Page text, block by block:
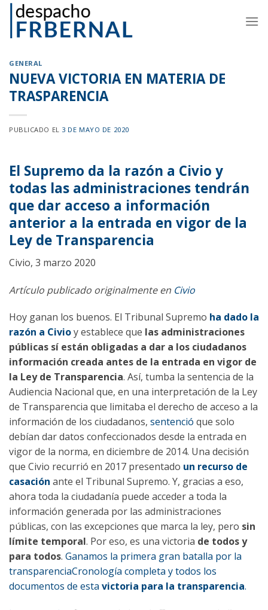
Skip
content
GENERAL
NUEVA VICTORIA EN MATERIA DE
TRASPARENCIA
PUBLICADO EL 3 DE MAYO DE 2020
El Supremo da la razón a Civio y
todas las administraciones tendrán
que dar acceso a información
anterior a la entrada en vigor de la
Ley de Transparencia
Civio, 3 marzo 2020
Artículo publicado originalmente en Civio
Hoy ganan los buenos. El Tribunal Supremo ha dado la
razón a Civioy establece que las administraciones
públicas sí están obligadas a dar a los ciudadanos
información creada antes de la entrada en vigor de
la Ley de Transparencia. Así, tumba la sentencia de la
Audiencia Nacional que, en una interpretación de la Ley
de Transparencia que limitaba el derecho de acceso a la
información de los ciudadanos, sentenció que solo
debían dar datos confeccionados desde la entrada en
vigor de la norma, en diciembre de 2014. Una decisión
que Civio recurrió en 2017 presentado un recurso de
casación ante el Tribunal Supremo. Y, gracias a eso,
ahora toda la ciudadanía puede acceder a toda la
información generada por las administraciones
públicas, con las excepciones que marca la ley, pero sin
límite temporal. Por eso, es una victoria de todos y
para todos. Ganamos la primera gran batalla por la
transparenciaCronología completa y todos los
documentos de esta victoria para la transparencia.